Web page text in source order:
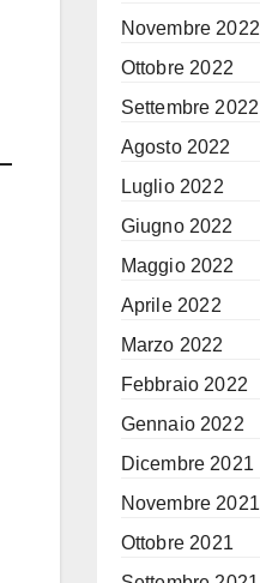
Novembre 2022
Ottobre 2022
Settembre 2022
Agosto 2022
Luglio 2022
Giugno 2022
Maggio 2022
Aprile 2022
Marzo 2022
Febbraio 2022
Gennaio 2022
Dicembre 2021
Novembre 2021
Ottobre 2021